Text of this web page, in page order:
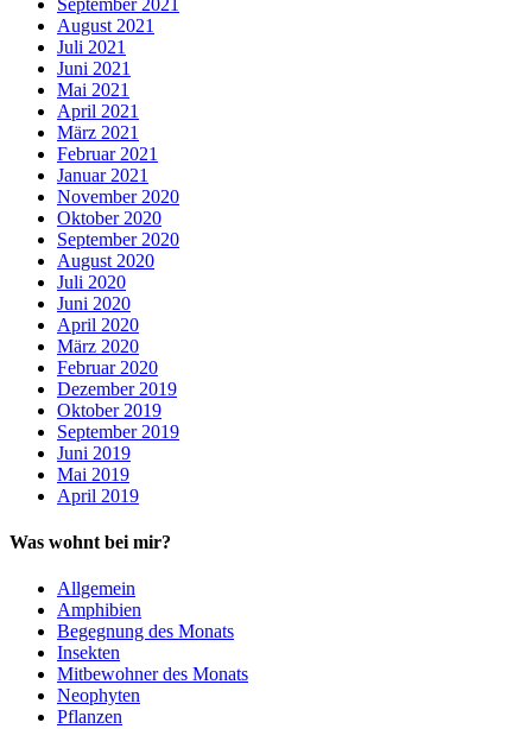
August 2021
Juli 2021
Juni 2021
Mai 2021
April 2021
März 2021
Februar 2021
Januar 2021
November 2020
Oktober 2020
September 2020
August 2020
Juli 2020
Juni 2020
April 2020
März 2020
Februar 2020
Dezember 2019
Oktober 2019
September 2019
Juni 2019
Mai 2019
April 2019
Was wohnt bei mir?
Allgemein
Amphibien
Begegnung des Monats
Insekten
Mitbewohner des Monats
Neophyten
Pflanzen